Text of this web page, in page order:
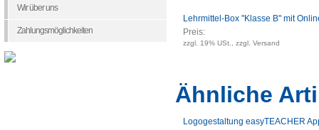
Lehrmittel-Box "Klasse B" mit
Preis:
zzgl. 19% USt., zzgl. Versand
Ähnliche
Logogestaltung easyTEACHER
Wir über uns
Zahlungsmöglichkeiten